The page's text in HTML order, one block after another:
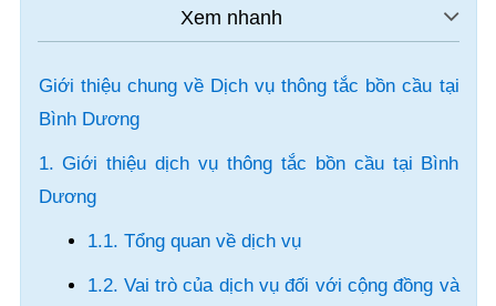
Giới thiệu chung về Dịch vụ thông tắc bồn cầu tại
Bình Dương
1. Giới thiệu dịch vụ thông tắc bồn cầu tại Bình
Dương
1.1. Tổng quan về dịch vụ
1.2. Vai trò của dịch vụ đối với cộng đồng và